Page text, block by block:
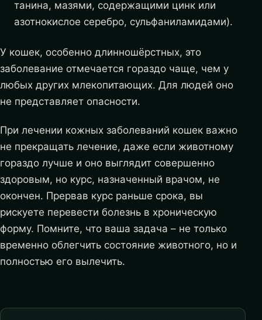
танина, мазями, содержащими цинк или
азотнокислое серебро, сульфаниламидами).
У кошек, особенно длинношёрстных, это
заболевание отмечается гораздо чаще, чем у
любых других млекопитающих. Для людей оно
не представляет опасности.
При лечении кожных заболеваний кошек важно
не прекращать лечение, даже если животному
гораздо лучше и оно выглядит совершенно
здоровым, но курс, назначенный врачом, не
окончен. Прервав курс раньше срока, вы
рискуете перевести болезнь в хроническую
форму. Помните, что ваша задача – не только
временно облегчить состояние животного, но и
полностью его вылечить.